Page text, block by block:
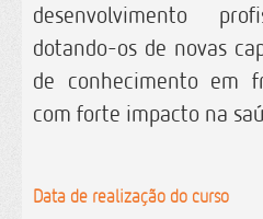
desenvolvimento
dotando-os de novas
de conhecimento em
com forte impacto na
Data de realização do curso